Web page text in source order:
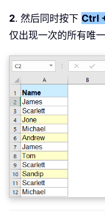
2. 然后同时按下 Ctrl
仅出现一次的所有唯